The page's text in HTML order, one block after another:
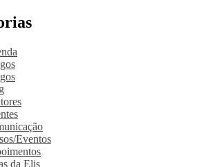
Eventos
da Elis